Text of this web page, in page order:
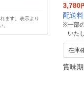
ます。表示より
。
3,780
配送
※一部
いた
在庫
賞味